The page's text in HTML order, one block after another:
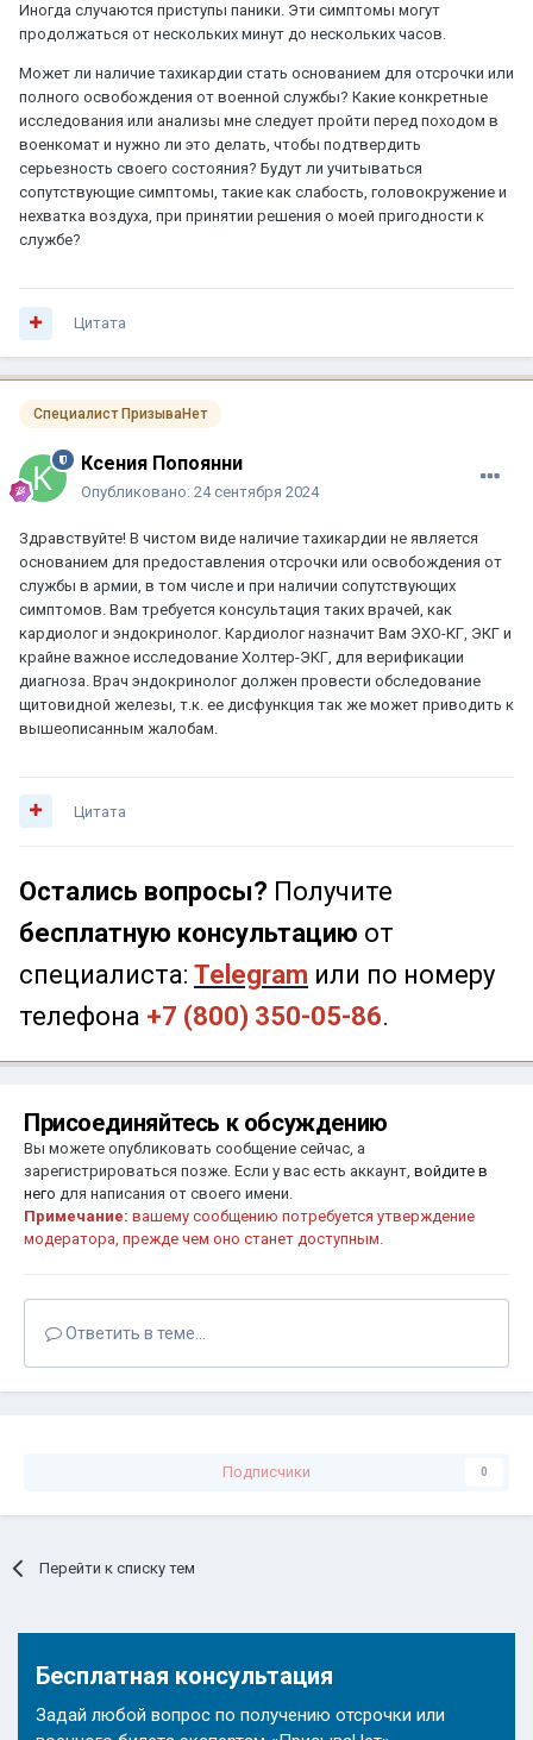
Иногда случаются приступы паники. Эти симптомы могут
продолжаться от нескольких минут до нескольких часов.
Может ли наличие тахикардии стать основанием для отсрочки или
полного освобождения от военной службы? Какие конкретные
исследования или анализы мне следует пройти перед походом в
военкомат и нужно ли это делать, чтобы подтвердить
серьезность своего состояния? Будут ли учитываться
сопутствующие симптомы, такие как слабость, головокружение и
нехватка воздуха, при принятии решения о моей пригодности к
службе?
Цитата
Специалист ПризываНет
Ксения Попоянни
Опубликовано: 24 сентября 2024
Здравствуйте! В чистом виде наличие тахикардии не является
основанием для предоставления отсрочки или освобождения от
службы в армии, в том числе и при наличии сопутствующих
симптомов. Вам требуется консультация таких врачей, как
кардиолог и эндокринолог. Кардиолог назначит Вам ЭХО-КГ, ЭКГ и
крайне важное исследование Холтер-ЭКГ, для верификации
диагноза. Врач эндокринолог должен провести обследование
щитовидной железы, т.к. ее дисфункция так же может приводить к
вышеописанным жалобам.
Цитата
Остались вопросы? Получите
бесплатную консультацию от
специалиста: Telegram или по номеру
телефона +7 (800) 350-05-86.
Присоединяйтесь к обсуждению
Вы можете опубликовать сообщение сейчас, а
зарегистрироваться позже. Если у вас есть аккаунт, войдите в
него для написания от своего имени.
Примечание: вашему сообщению потребуется утверждение
модератора, прежде чем оно станет доступным.
Ответить в теме...
Подписчики 0
Перейти к списку тем
Бесплатная консультация
Задай любой вопрос по получению отсрочки или